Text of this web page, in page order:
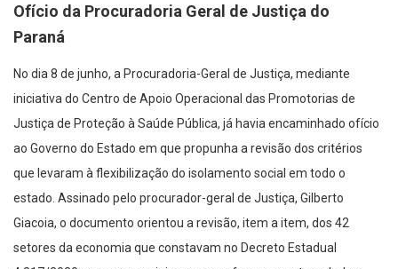
Ofício da Procuradoria Geral de Justiça do
Paraná
No dia 8 de junho, a Procuradoria-Geral de Justiça, mediante
iniciativa do Centro de Apoio Operacional das Promotorias de
Justiça de Proteção à Saúde Pública, já havia encaminhado ofício
ao Governo do Estado em que propunha a revisão dos critérios
que levaram à flexibilização do isolamento social em todo o
estado. Assinado pelo procurador-geral de Justiça, Gilberto
Giacoia, o documento orientou a revisão, item a item, dos 42
setores da economia que constavam no Decreto Estadual